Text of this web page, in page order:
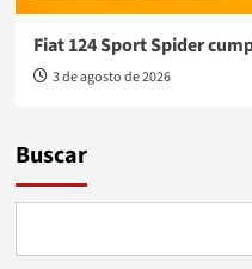
Fiat 124 Sport Spider
3 de agosto de 2026
Buscar